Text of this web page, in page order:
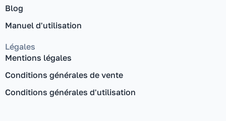
Blog
Manuel d'utilisation
Légales
Mentions légales
Conditions générales de vente
Conditions générales d'utilisation